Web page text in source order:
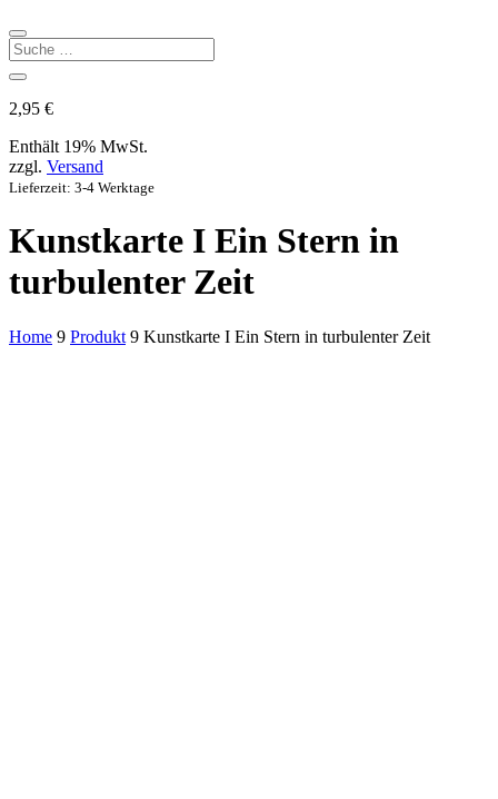
2,95 €
Enthält 19% MwSt.
zzgl. Versand
Lieferzeit: 3-4 Werktage
Kunstkarte I Ein Stern in
turbulenter Zeit
Home 9 Produkt 9 Kunstkarte I Ein Stern in turbulenter Zeit